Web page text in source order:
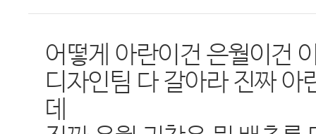
어떻게 아란이건 은월이건
디자인팀 다 갈아라 진짜
데